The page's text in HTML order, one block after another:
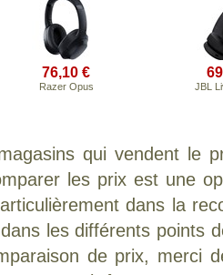
76,10 €
Razer Opus JBL
qui vendent le
les prix est une
dans la
dans les différents points
de prix, merci